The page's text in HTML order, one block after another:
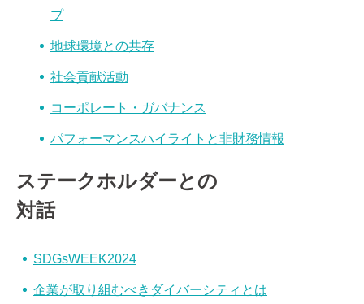
プ
地球環境との共存
社会貢献活動
コーポレート・ガバナンス
パフォーマンスハイライトと非財務情報
ステークホルダーとの
対話
SDGsWEEK2024
企業が取り組むべきダイバーシティとは